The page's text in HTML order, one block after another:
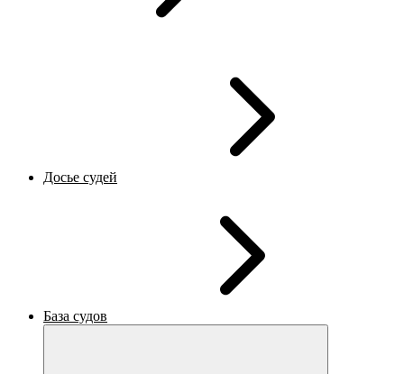
Досье судей
База судов